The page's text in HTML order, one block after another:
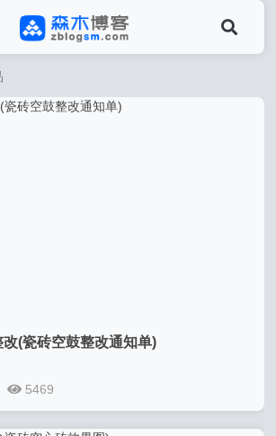
(瓷砖空鼓整改通知单)
5469